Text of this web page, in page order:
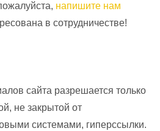
напишите нам
в сотрудничестве!
сайта разрешается только
не закрытой от
системами, гиперссылки.